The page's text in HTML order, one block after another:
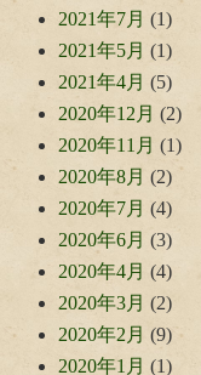
2021年7月 (1)
2021年5月 (1)
2021年4月 (5)
2020年12月 (2)
2020年11月 (1)
2020年8月 (2)
2020年7月 (4)
2020年6月 (3)
2020年4月 (4)
2020年3月 (2)
2020年2月 (9)
2020年1月 (1)